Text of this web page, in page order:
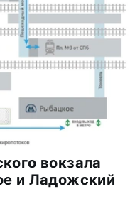
вокзала
и Ладожский